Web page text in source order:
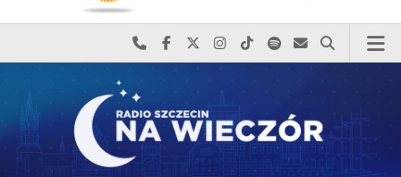
Najlepiej po prostu do nas zadzwoń
Odwiedź nas na Facebook-u
Odwiedź nas na X
Odwiedź nas na Instagram-ie
Odwiedź nas na TikTok-u
Szukaj nas na Spotify
Wyślij do nas
Szukaj